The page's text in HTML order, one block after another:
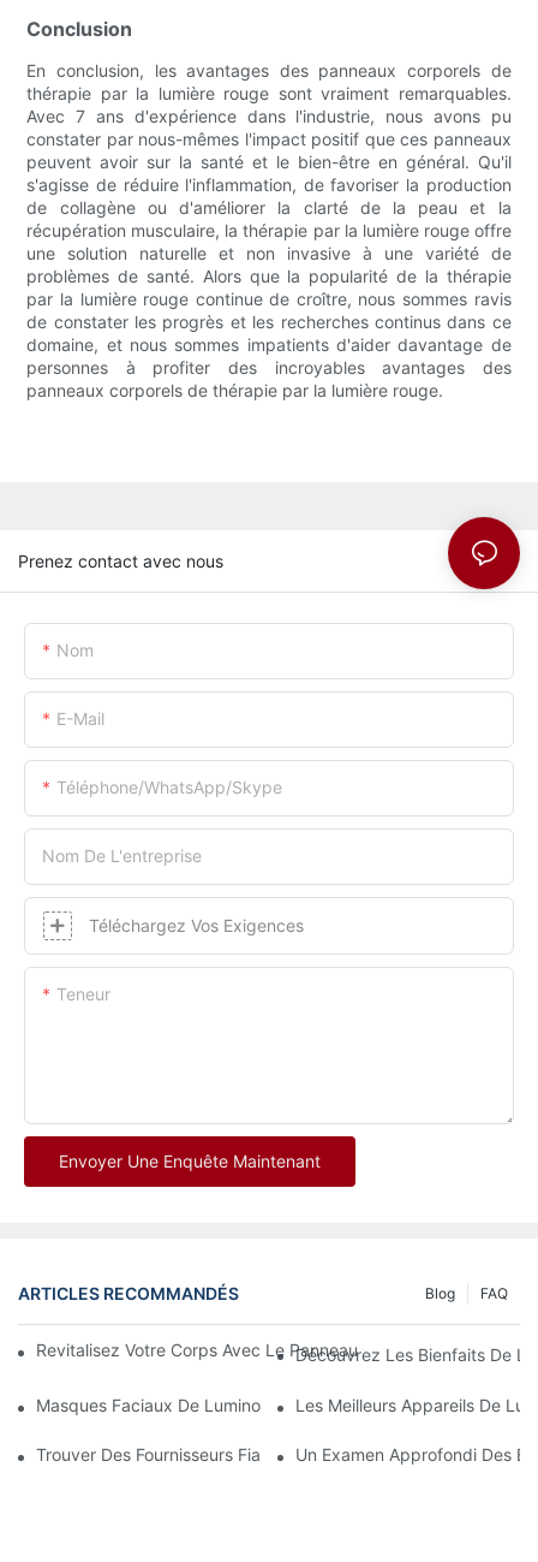
Conclusion
En conclusion, les avantages des panneaux corporels de
thérapie par la lumière rouge sont vraiment remarquables.
Avec 7 ans d'expérience dans l'industrie, nous avons pu
constater par nous-mêmes l'impact positif que ces panneaux
peuvent avoir sur la santé et le bien-être en général. Qu'il
s'agisse de réduire l'inflammation, de favoriser la production
de collagène ou d'améliorer la clarté de la peau et la
récupération musculaire, la thérapie par la lumière rouge offre
une solution naturelle et non invasive à une variété de
problèmes de santé. Alors que la popularité de la thérapie
par la lumière rouge continue de croître, nous sommes ravis
de constater les progrès et les recherches continus dans ce
domaine, et nous sommes impatients d'aider davantage de
personnes à profiter des incroyables avantages des
panneaux corporels de thérapie par la lumière rouge.
Prenez contact avec nous
Nom
E-Mail
Téléphone/WhatsApp/Skype
Nom De L'entreprise
Téléchargez Vos Exigences
Teneur
Envoyer Une Enquête Maintenant
ARTICLES RECOMMANDÉS FAQ
Blog
Revitalisez Votre Corps Avec Le Panneau Corporel De Thérapie
Découvrez Les Bienfaits De
Masques Faciaux De Luminothérapie Rouge : Un Examen
Les Meilleurs Appareils De
Trouver Des Fournisseurs Fiables De Thérapie Par La Lumière
Un Examen Approfondi Des